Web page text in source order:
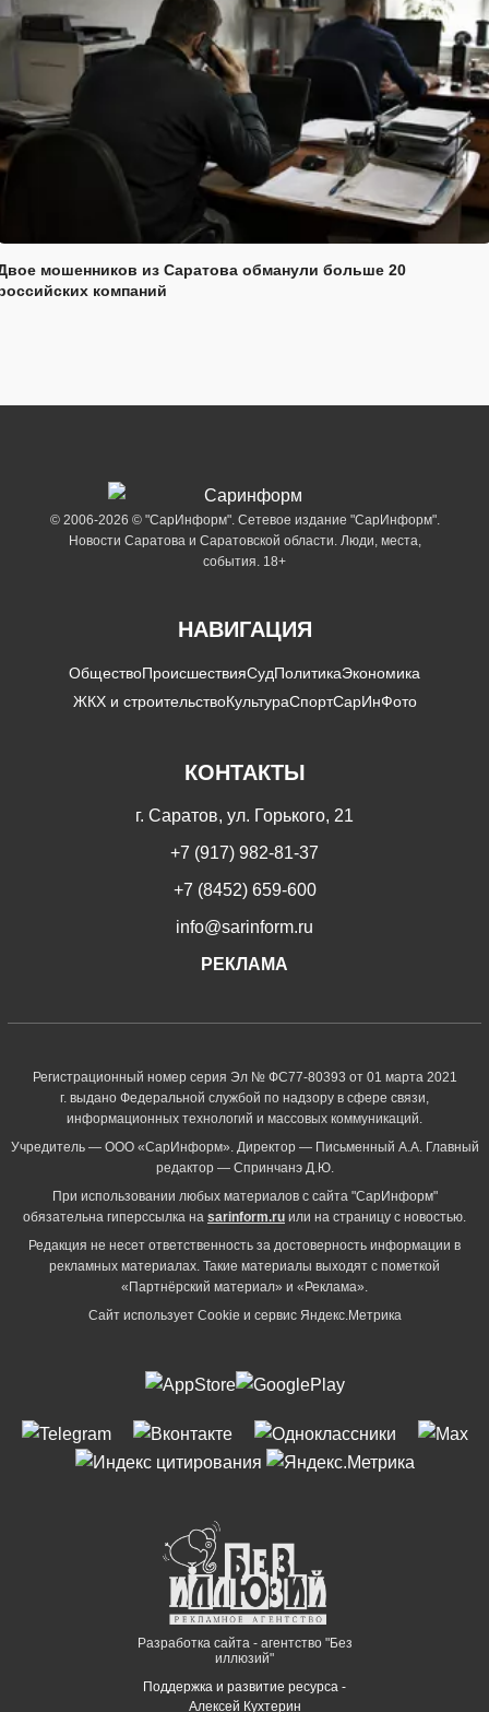
мошенников из Саратова обманули больше 20
компаний
© 2006-2026 © "СарИнформ". Сетевое издание "СарИнформ".
Новости Саратова и Саратовской области. Люди, места,
события. 18+
НАВИГАЦИЯ
ОбществоПроисшествияСудПолитикаЭкономика
ЖКХ и строительствоКультураСпортСарИнФото
КОНТАКТЫ
г. Саратов, ул. Горького, 21
+7 (917) 982-81-37
+7 (8452) 659-600
info@sarinform.ru
РЕКЛАМА
Регистрационный номер серия Эл № ФС77-80393 от 01 марта 2021
г. выдано Федеральной службой по надзору в сфере связи,
информационных технологий и массовых коммуникаций.
Учредитель — ООО «СарИнформ». Директор — Письменный А.А. Главный
редактор — Спринчанэ Д.Ю.
При использовании любых материалов с сайта "СарИнформ"
обязательна гиперссылка на sarinform.ru или на страницу с новостью.
Редакция не несет ответственность за достоверность информации в
рекламных материалах. Такие материалы выходят с пометкой
«Партнёрский материал» и «Реклама».
Сайт использует Cookie и сервиc Яндекс.Метрика
Разработка сайта - агентство "Без
иллюзий"
Поддержка и развитие ресурса -
Алексей Кухтерин